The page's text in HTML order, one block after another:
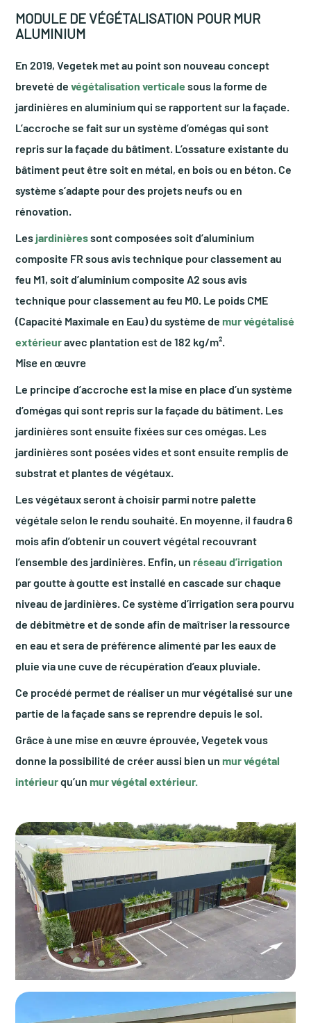
MODULE DE VÉGÉTALISATION POUR MUR
ALUMINIUM
En 2019, Vegetek met au point son nouveau concept
breveté devégétalisation verticale sous la forme de
jardinières en aluminium qui se rapportent sur la façade.
L’accroche se fait sur un système d’omégas qui sont
repris sur la façade du bâtiment. L’ossature existante du
bâtiment peut être soit en métal, en bois ou en béton. Ce
système s’adapte pour des projets neufs ou en
rénovation.
Les jardinièressont composées soit d’aluminium
composite FR sous avis technique pour classement au
feu M1, soit d’aluminium composite A2 sous avis
technique pour classement au feu M0. Le poids CME
(Capacité Maximale en Eau) du système demur végétalisé
extérieuravec plantation est de 182 kg/m².
Mise en œuvre
Le principe d’accroche est la mise en place d’un système
d’omégas qui sont repris sur la façade du bâtiment. Les
jardinières sont ensuite fixées sur ces omégas. Les
jardinières sont posées vides et sont ensuite remplis de
substrat et plantes de végétaux.
Les végétaux seront à choisir parmi notre palette
végétale selon le rendu souhaité. En moyenne, il faudra 6
mois afin d’obtenir un couvert végétal recouvrant
l’ensemble des jardinières. Enfin, unréseau d’irrigation
par goutte à goutte est installé en cascade sur chaque
niveau de jardinières. Ce système d’irrigation sera pourvu
de débitmètre et de sonde afin de maîtriser la ressource
en eau et sera de préférence alimenté par les eaux de
pluie via une cuve de récupération d’eaux pluviale.
Ce procédé permet de réaliser un mur végétalisé sur une
partie de la façade sans se reprendre depuis le sol.
Grâce à une mise en œuvre éprouvée, Vegetek vous
donne la possibilité de créer aussi bien unmur végétal
intérieurqu’unmur végétal extérieur.